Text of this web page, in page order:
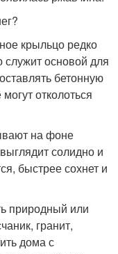
крыльцо редко
основой для
бетонную
отколоться
на фоне
солидно и
быстрее сохнет и
природный или
гранит,
дома с